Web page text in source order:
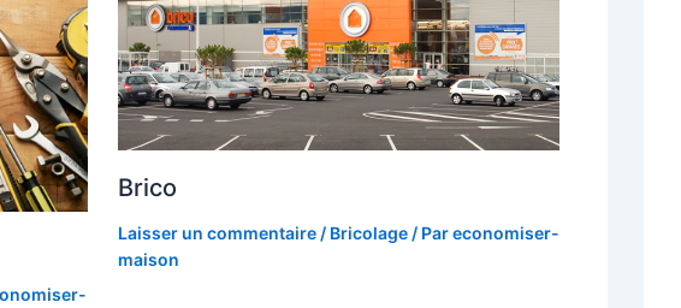
Brico
Laisser un commentaire / Bricolage/ Pareconomiser-
maison